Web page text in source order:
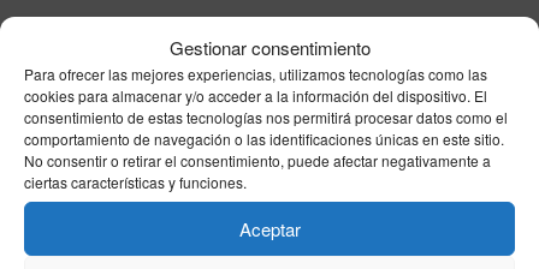
Gestionar consentimiento
Para ofrecer las mejores experiencias, utilizamos tecnologías como las
cookies para almacenar y/o acceder a la información del dispositivo. El
consentimiento de estas tecnologías nos permitirá procesar datos como el
comportamiento de navegación o las identificaciones únicas en este sitio.
No consentir o retirar el consentimiento, puede afectar negativamente a
ciertas características y funciones.
Aceptar
Contacta Publicidad Aviso Legal
Política de privacidad
Política de cookies
Unpu Group Solutions SL
© 2025El Periódico de Ceuta- Medio de Comunicación.